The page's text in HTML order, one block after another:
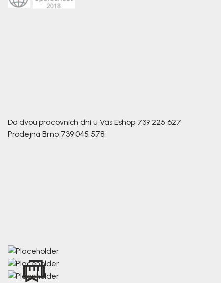
Do dvou pracovních dní u Vás Eshop 739 225 627
Prodejna Brno 739 045 578